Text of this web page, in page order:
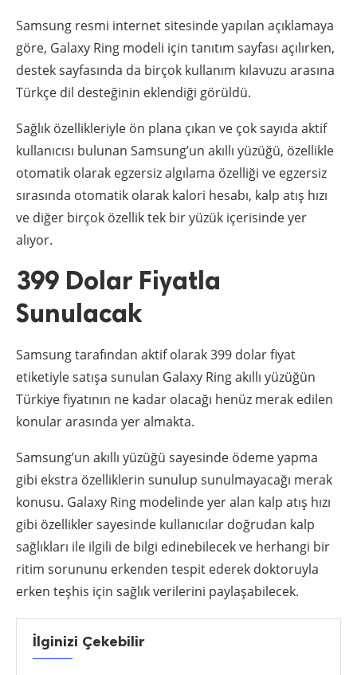
Samsung resmi internet sitesinde yapılan açıklamaya
göre, Galaxy Ring modeli için tanıtım sayfası açılırken,
destek sayfasında da birçok kullanım kılavuzu arasına
Türkçe dil desteğinin eklendiği görüldü.
Sağlık özellikleriyle ön plana çıkan ve çok sayıda aktif
kullanıcısı bulunan Samsung’un akıllı yüzüğü, özellikle
otomatik olarak egzersiz algılama özelliği ve egzersiz
sırasında otomatik olarak kalori hesabı, kalp atış hızı
ve diğer birçok özellik tek bir yüzük içerisinde yer
alıyor.
399 Dolar Fiyatla
Sunulacak
Samsung tarafından aktif olarak 399 dolar fiyat
etiketiyle satışa sunulan Galaxy Ring akıllı yüzüğün
Türkiye fiyatının ne kadar olacağı henüz merak edilen
konular arasında yer almakta.
Samsung’un akıllı yüzüğü sayesinde ödeme yapma
gibi ekstra özelliklerin sunulup sunulmayacağı merak
konusu. Galaxy Ring modelinde yer alan kalp atış hızı
gibi özellikler sayesinde kullanıcılar doğrudan kalp
sağlıkları ile ilgili de bilgi edinebilecek ve herhangi bir
ritim sorununu erkenden tespit ederek doktoruyla
erken teşhis için sağlık verilerini paylaşabilecek.
İlginizi Çekebilir